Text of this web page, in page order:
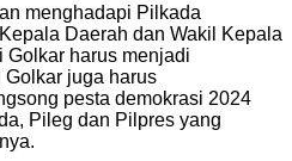
menghadapi Pilkada
Daerah dan Wakil Kepala
Golkar harus menjadi
juga harus
pesta demokrasi 2024
Pileg dan Pilpres yang